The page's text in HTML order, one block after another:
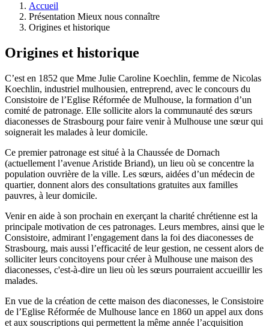
Accueil
Présentation Mieux nous connaître
Origines et historique
Origines et historique
C’est en 1852 que Mme Julie Caroline Koechlin, femme de Nicolas
Koechlin, industriel mulhousien, entreprend, avec le concours du
Consistoire de l’Eglise Réformée de Mulhouse, la formation d’un
comité de patronage. Elle sollicite alors la communauté des sœurs
diaconesses de Strasbourg pour faire venir à Mulhouse une sœur qui
soignerait les malades à leur domicile.
Ce premier patronage est situé à la Chaussée de Dornach
(actuellement l’avenue Aristide Briand), un lieu où se concentre la
population ouvrière de la ville. Les sœurs, aidées d’un médecin de
quartier, donnent alors des consultations gratuites aux familles
pauvres, à leur domicile.
Venir en aide à son prochain en exerçant la charité chrétienne est la
principale motivation de ces patronages. Leurs membres, ainsi que le
Consistoire, admirant l’engagement dans la foi des diaconesses de
Strasbourg, mais aussi l’efficacité de leur gestion, ne cessent alors de
solliciter leurs concitoyens pour créer à Mulhouse une maison des
diaconesses, c'est-à-dire un lieu où les sœurs pourraient accueillir les
malades.
En vue de la création de cette maison des diaconesses, le Consistoire
de l’Eglise Réformée de Mulhouse lance en 1860 un appel aux dons
et aux souscriptions qui permettent la même année l’acquisition